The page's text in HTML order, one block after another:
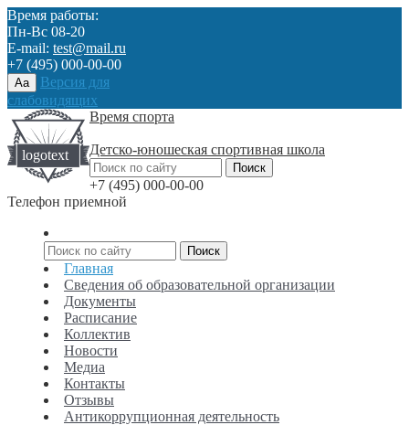
Время работы:
Пн-Вс 08-20
E-mail: test@mail.ru
+7 (495) 000-00-00
Aa
Версия для
слабовидящих
Время спорта
Детско-юношеская спортивная школа
+7 (495) 000-00-00
Телефон приемной
Главная
Сведения об образовательной организации
Документы
Расписание
Коллектив
Новости
Медиа
Контакты
Отзывы
Антикоррупционная деятельность